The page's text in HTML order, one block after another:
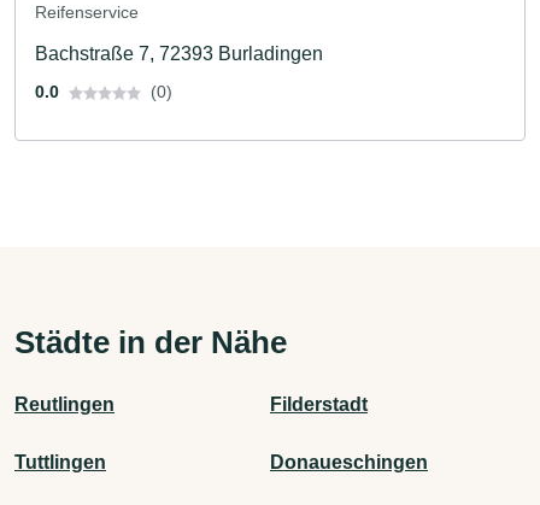
Reifenservice
Bachstraße 7, 72393 Burladingen
0.0 (0)
Städte in der Nähe
Reutlingen Filderstadt
Tuttlingen Donaueschingen